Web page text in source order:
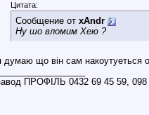
Цитата:
Сообщение от xAndr
Ну шо вломим Хею ?
думаю що він сам накоутуеться
ПРОФІЛЬ 0432 69 45 59, 098